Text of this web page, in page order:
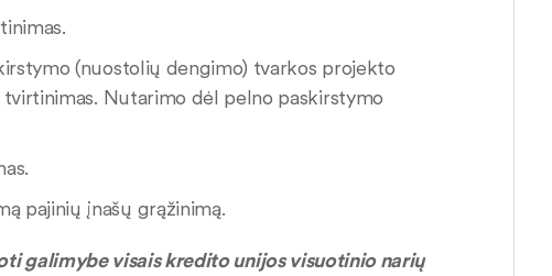
(nuostolių dengimo) tvarkos projekto
Nutarimo dėl pelno paskirstymo
pajinių įnašų grąžinimą.
galimybe visais kredito unijos visuotinio narių